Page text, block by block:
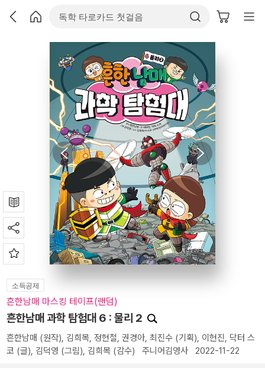
소득공제
흔한남매 마스킹 테이프(랜덤)
흔한남매 과학 탐험대 6 : 물리 2
흔한남매 (원작), 김희목, 정현철, 권경아, 최진수 (기획), 이현진, 닥터 스
코 (글), 김덕영 (그림), 김희목 (감수) 주니어김영사 2022-11-22